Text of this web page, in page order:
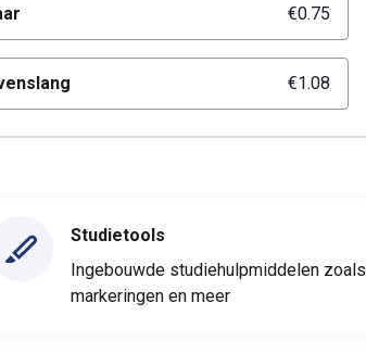
€0.75
€1.08
Studietools
Ingebouwde studiehulpmiddelen zoals
markeringen en meer